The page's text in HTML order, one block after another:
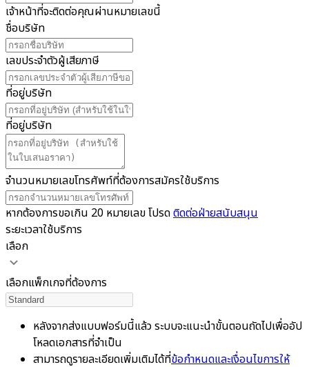
เจ้าหน้าที่จะติดต่อคุณผ่านหมายเลขนี้
ชื่อบริษัท
เลขประจำตัวผู้เสียภาษี
ที่อยู่บริษัท
ที่อยู่บริษัท
จำนวนหมายเลขโทรศัพท์ที่ต้องการสมัครใช้บริการ
หากต้องการขอเกิน 20 หมายเลข โปรดติดต่อฝ่ายสนับสนุน
ระยะเวลาใช้บริการ
เลือก
เลือกแพ็กเกจที่ต้องการ
หลังจากส่งแบบฟอร์มนี้แล้ว ระบบจะแนะนำขั้นตอนถัดไปเพื่ออัป
โหลดเอกสารที่จำเป็น
สามารถดูรายละเอียดเพิ่มเติมได้ที่ข้อกำหนดและเงื่อนไขการให้